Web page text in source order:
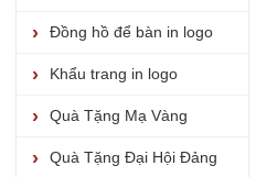
Đồng hồ để bàn in logo
Khẩu trang in logo
Quà Tặng Mạ Vàng
Quà Tặng Đại Hội Đảng